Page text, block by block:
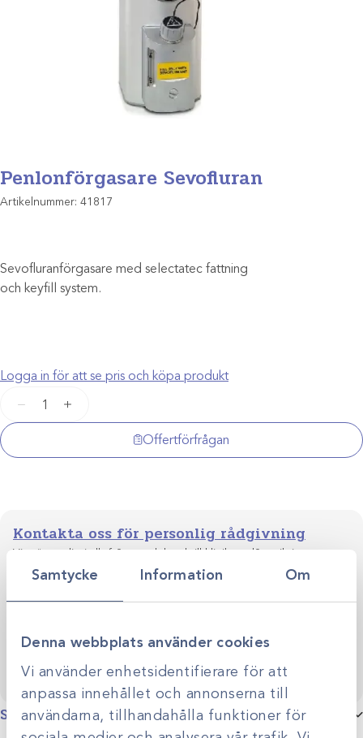
Samtycke Information Om
Denna webbplats använder cookies
Vi använder enhetsidentifierare för att
anpassa innehållet och annonserna till
användarna, tillhandahålla funktioner för
Penlonförgasare Sevofluran
Artikelnummer: 41817
Sevofluranförgasare med selectatec fattning
och keyfill system.
Logga in för att se pris och köpa produkt
Penlonförgasare
mängd
+
Offertförfrågan
Specifikationer
Kontakta oss för personlig rådgivning
Vi stöttar dig i allt från produktval till klinikens långsiktiga
utveckling. Genom personlig rådgivning hjälper vi dig
skapa smarta, hållbara lösningar anpassade efter just er
verksamhet.